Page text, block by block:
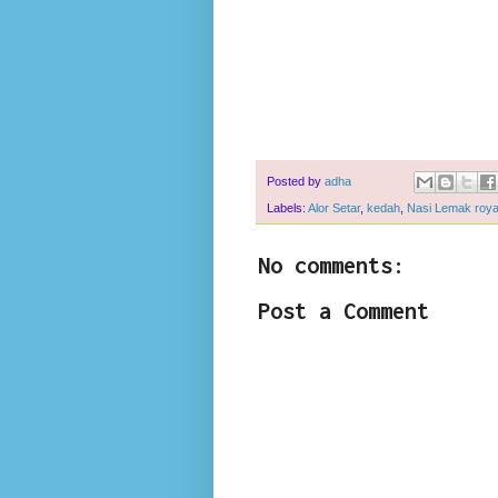
Posted by adha
Labels: Alor Setar, kedah Nasi Lemak
No comments:
Post a Comment